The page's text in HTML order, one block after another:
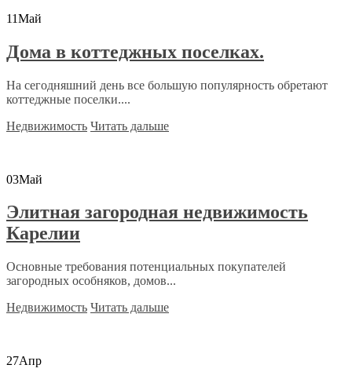
11Май
Дома в коттеджных поселках.
На сегодняшний день все большую популярность обретают
коттеджные поселки....
Недвижимость Читать дальше
03Май
Элитная загородная недвижимость
Карелии
Основные требования потенциальных покупателей
загородных особняков, домов...
Недвижимость Читать дальше
27Апр